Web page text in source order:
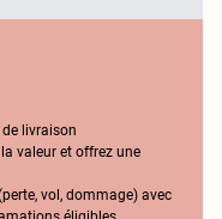
livraison
valeur et offrez une
vol, dommage) avec